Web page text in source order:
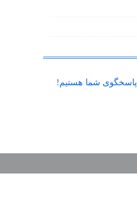
پاسخگوی شما هستیم!